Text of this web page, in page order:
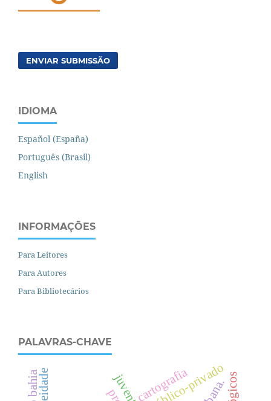
ENVIAR SUBMISSÃO
IDIOMA
Español (España)
Português (Brasil)
English
INFORMAÇÕES
Para Leitores
Para Autores
Para Bibliotecários
PALAVRAS-CHAVE
público-privado
cartografia